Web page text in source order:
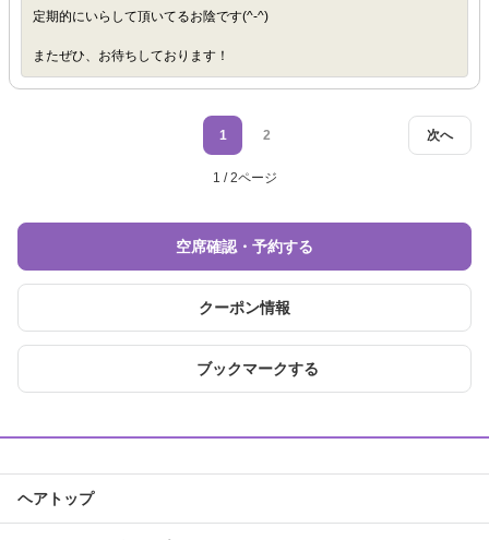
定期的にいらして頂いてるお陰です(^-^)
またぜひ、お待ちしております！
次へ
1 2
1 / 2ページ
空席確認・予約する
クーポン情報
ブックマークする
ヘアトップ